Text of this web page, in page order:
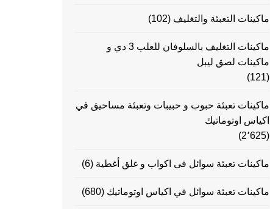
ماكينات التعبئة والتغليف (102)
ماكينات التغليف بالسلوفان للعلب 3 دي و
ماكينات لصق ليبل
(121)
ماكينات تعبئة حبوب و حبيبات وتعبئة مساحيق في
اكياس اوتوماتيك
(2٬625)
ماكينات تعبئة سوائل فى اكواب و غلق أغطية (6)
ماكينات تعبئة سوائل في اكياس اوتوماتيك (680)